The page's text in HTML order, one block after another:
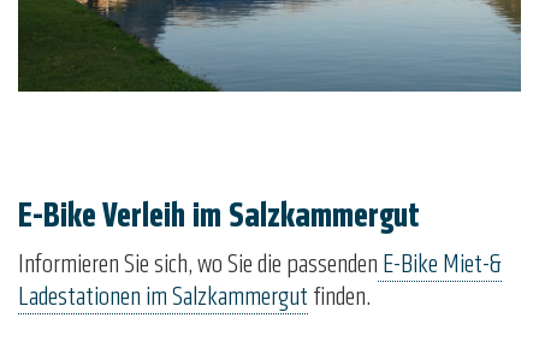
E-Bike Verleih im Salzkammergut
Informieren Sie sich, wo Sie die passenden E-Bike Miet-&
Ladestationen im Salzkammergut finden.